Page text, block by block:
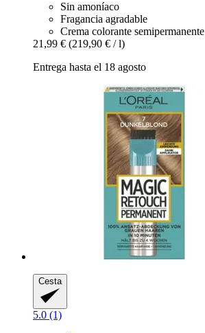
Sin amoníaco
Fragancia agradable
Crema colorante semipermanente
21,99 € (219,90 € / l)
Entrega hasta el 18 agosto
Cesta
5.0 (1)